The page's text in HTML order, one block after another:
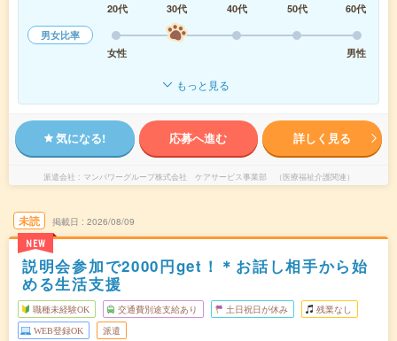
20代
30代 40代 50代
60代
男女比率
女性
男性
もっと見る
気になる! 応募へ進む 詳しく見る
派遣会社 マンパワーグループ株式会社 ケアサービス事業部 （医療福祉介護関連）
未読
NEW
掲載日 2026/08/09
説明会参加で2000円get！＊お話し相手から始
める生活支援
職種未経験OK 交通費別途支給あり 土日祝日が休み 残業なし
WEB登録OK 派遣